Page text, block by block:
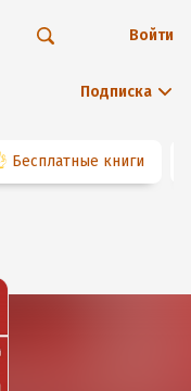
Подписка
Войти
Бесплатные книги